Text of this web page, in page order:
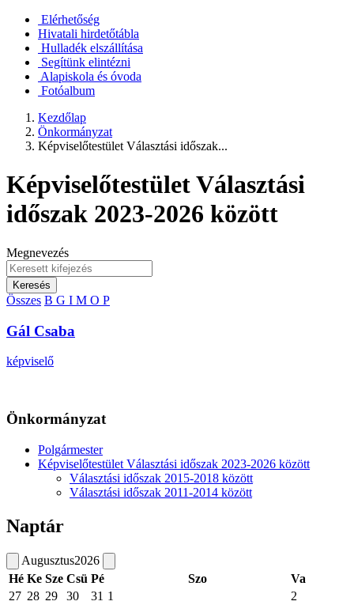
Elérhetőség
Hivatali hirdetőtábla
Hulladék elszállítása
Segítünk elintézni
Alapiskola és óvoda
Fotóalbum
Kezdőlap
Önkormányzat
Képviselőtestület Választási időszak...
Képviselőtestület Választási
időszak 2023-2026 között
Megnevezés
Keresés
Összes B G I M O P
Gál Csaba
képviselő
Önkormányzat
Polgármester
Képviselőtestület Választási időszak 2023-2026 között
Választási időszak 2015-2018 között
Választási időszak 2011-2014 között
Naptár
Augusztus2026
Hé Ke Sze Csü Pé Szo
Va
27 28 29 30 31 1 2